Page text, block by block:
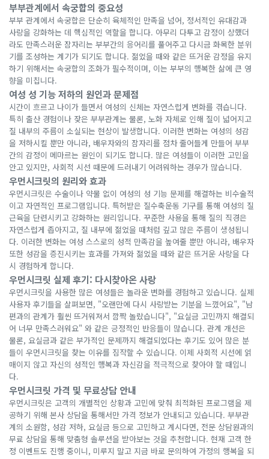
부부관계에서 속궁합의 중요성
부부 관계에서 속궁합은 단순히 육체적인 만족을 넘어, 정서적인 유대감과
사랑을 강화하는 데 핵심적인 역할을 합니다. 아무리 다투고 감정이 상했더
라도 만족스러운 잠자리는 부부간의 응어리를 풀어주고 다시금 화목한 분위
기를 조성하는 계기가 되기도 합니다. 젊었을 때와 같은 뜨거운 감정을 유지
하기 위해서는 속궁합의 조화가 필수적이며, 이는 부부의 행복한 삶에 큰 영
향을 미칩니다.
여성 성 기능 저하의 원인과 문제점
시간이 흐르고 나이가 들면서 여성의 신체는 자연스럽게 변화를 겪습니다.
특히 출산 경험이나 잦은 부부관계는 물론, 노화 자체로 인해 질이 넓어지고
질 내부의 주름이 소실되는 현상이 발생합니다. 이러한 변화는 여성의 성감
을 저하시킬 뿐만 아니라, 배우자와의 잠자리를 점차 줄어들게 만들어 부부
간의 감정이 메마르는 원인이 되기도 합니다. 많은 여성들이 이러한 고민을
안고 있지만, 사회적 시선 때문에 드러내기 어려워하는 경우가 많습니다.
우먼시크릿의 원리와 효과
우먼시크릿은 수술이나 약물 없이 여성의 성 기능 문제를 해결하는 비수술적
이고 자연적인 프로그램입니다. 특허받은 질수축운동 기구를 통해 여성의 질
근육을 단련시키고 강화하는 원리입니다. 꾸준한 사용을 통해 질의 직경은
자연스럽게 좁아지고, 질 내부에 젊었을 때처럼 깊고 많은 주름이 생성됩니
다. 이러한 변화는 여성 스스로의 성적 만족감을 높여줄 뿐만 아니라, 배우자
또한 성감을 증진시키는 효과를 가져와 젊었을 때와 같은 뜨거운 사랑을 다
시 경험하게 합니다.
우먼시크릿 실제 후기: 다시찾아온 사랑
우먼시크릿을 사용한 많은 여성들은 놀라운 변화를 경험하고 있습니다. 실제
사용자 후기들을 살펴보면, "오랜만에 다시 사랑받는 기분을 느꼈어요", "남
편과의 관계가 훨씬 뜨거워져서 깜짝 놀랐습니다", "요실금 고민까지 해결되
어 너무 만족스러워요" 와 같은 긍정적인 반응들이 많습니다. 관계 개선은
물론, 요실금과 같은 부가적인 문제까지 해결되었다는 후기도 있어 많은 분
들이 우먼시크릿을 찾는 이유를 짐작할 수 있습니다. 이제 사회적 시선에 얽
매이지 않고 자신의 성적인 행복과 자신감을 적극적으로 찾아야 할 때입니
다.
우먼시크릿 가격 및 무료상담 안내
우먼시크릿은 고객의 개별적인 상황과 고민에 맞춰 최적화된 프로그램을 제
공하기 위해 본사 상담을 통해서만 가격 정보가 안내되고 있습니다. 부부관
계의 소원함, 성감 저하, 요실금 등으로 고민하고 계시다면, 전문 상담원과의
무료 상담을 통해 맞춤형 솔루션을 받아보는 것을 추천합니다. 현재 고객 한
정 이벤트도 진행 중이니, 미루지 말고 지금 바로 문의하여 가정의 행복을 되